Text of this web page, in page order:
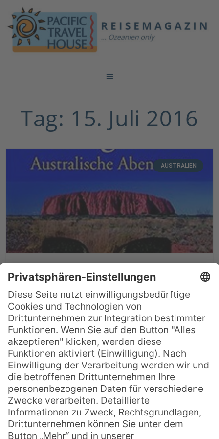
Tag: 15. Juli 2016
AUSTRALIEN
Buchtipp: Bill Bryson –
Frühstück mit Kängurus
Für alle, die eine Reise nach Down Under
planen ist dieses Buch fast ein Muss. Aber
auch für alle anderen birgt die Lektüre
von Bill Brysons Reisebericht jede Menge
interessante Informationen und vor allem
ungeheuer viel Amüsantes. Denn
„Frühstück mit Kängurus: Australische
Abenteuer“ ist ein wunderbarer Streifzug